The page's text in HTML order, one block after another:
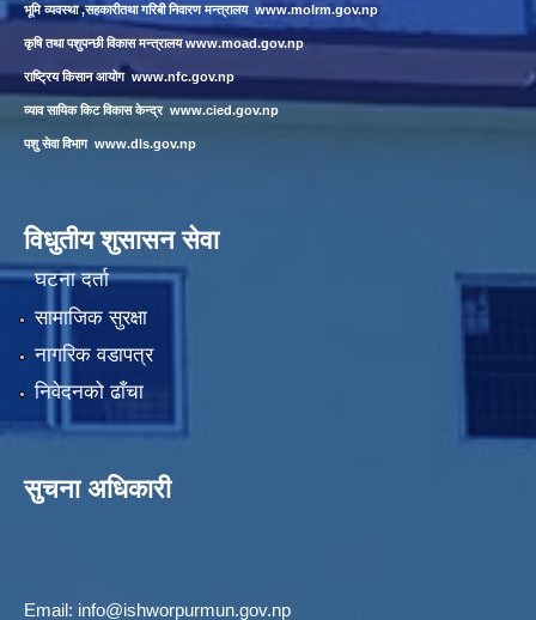
भूमि व्यवस्था ,सहकारीतथा गरिबी निवारण मन्त्रालय www.molrm.gov.np
कृषि तथा पशुपन्छी विकास मन्त्रालयwww.moad.gov.np
राष्ट्रिय किसान आयोग www.nfc.gov.np
व्याव सायिक किट विकास केन्द्र www.cied.gov.np
पशु सेवा विभाग www.dls.gov.np
विधुतीय शुसासन सेवा
घटना दर्ता
सामाजिक सुरक्षा
नागरिक वडापत्र
निवेदनको ढाँचा
सुचना अधिकारी
Email: info@ishworpurmun.gov.np